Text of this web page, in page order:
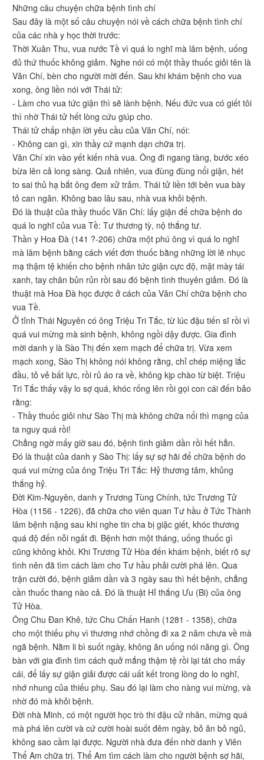
Những câu chuyện chữa bệnh tình chí
Sau đây là một số câu chuyện nói về cách chữa bệnh tình chí
của các nhà y học thời trước:
Thời Xuân Thu, vua nước Tề vì quá lo nghĩ mà lâm bệnh, uống
đủ thứ thuốc không giảm. Nghe nói có một thầy thuốc giỏi tên là
Văn Chí, bèn cho người mời đến. Sau khi khám bệnh cho vua
xong, ông liền nói với Thái tử:
- Làm cho vua tức giận thì sẽ lành bệnh. Nếu đức vua có giết tôi
thì nhờ Thái tử hết lòng cứu giúp cho.
Thái tử chấp nhận lời yêu cầu của Văn Chí, nói:
- Không can gì, xin thầy cứ mạnh dạn chữa trị.
Văn Chí xin vào yết kiến nhà vua. Ông đi ngang tàng, bước xéo
bừa lên cả long sàng. Quả nhiên, vua đùng đùng nổi giận, hét
to sai thủ hạ bắt ông đem xử trảm. Thái tử liền tới bên vua bày
tỏ can ngăn. Không bao lâu sau, nhà vua khỏi bệnh.
Đó là thuật của thầy thuốc Văn Chí: lấy giận để chữa bệnh do
quá lo nghĩ của vua Tề: Tư thương tỳ, nộ thắng tư.
Thần y Hoa Đà (141 ?-206) chữa một phú ông vì quá lo nghĩ
mà lâm bệnh bằng cách viết đơn thuốc bằng những lời lẽ nhục
mạ thậm tệ khiến cho bệnh nhân tức giận cực độ, mặt mày tái
xanh, tay chân bủn rủn rồi sau đó bệnh tình thuyên giảm. Đó là
thuật mà Hoa Đà học được ở cách của Văn Chí chữa bệnh cho
vua Tề.
Ở tỉnh Thái Nguyên có ông Triệu Tri Tắc, từ lúc đậu tiến sĩ rồi vì
quá vui mừng mà sinh bệnh, không ngồi dậy được. Gia đình
mời danh y là Sào Thị đến xem mạch để chữa trị. Vừa xem
mạch xong, Sào Thị không nói không rằng, chỉ chép miệng lắc
đầu, tỏ vẻ bất lực, rồi rủ áo ra về, không kịp chào từ biệt. Triệu
Tri Tắc thấy vậy lo sợ quá, khóc rống lên rồi gọi con cái đến bảo
rằng:
- Thầy thuốc giỏi như Sào Thị mà không chữa nổi thì mạng của
ta nguy quá rồi!
Chẳng ngờ mấy giờ sau đó, bệnh tình giảm dần rồi hết hẳn.
Đó là thuật của danh y Sào Thị: lấy sự sợ hãi để chữa bệnh do
quá vui mừng của ông Triệu Tri Tắc: Hỷ thương tâm, khủng
thắng hỷ.
Đời Kim-Nguyên, danh y Trương Tùng Chính, tức Trương Tử
Hòa (1156 - 1226), đã chữa cho viên quan Tư hầu ở Tức Thành
lâm bệnh nặng sau khi nghe tin cha bị giặc giết, khóc thương
quá độ đến nỗi ngất đi. Bệnh hơn một tháng, uống thuốc gì
cũng không khỏi. Khi Trương Tử Hòa đến khám bệnh, biết rõ sự
tình nên đã tìm cách làm cho Tư hầu phải cười phá lên. Qua
trận cười đó, bệnh giảm dần và 3 ngày sau thì hết bệnh, chẳng
cần thuốc thang nào cả. Đó là thuật Hỉ thắng Ưu (Bi) của ông
Tử Hòa.
Ông Chu Đan Khê, tức Chu Chấn Hanh (1281 - 1358), chữa
cho một thiếu phụ vì thương nhớ chồng đi xa 2 năm chưa về mà
ngã bệnh. Nằm li bì suốt ngày, không ăn uống nói năng gì. Ông
bàn với gia đình tìm cách quở mắng thậm tệ rồi lại tát cho mấy
cái, để lấy sự giận giải được cái uất kết trong lòng do lo nghĩ,
nhớ nhung của thiếu phụ. Sau đó lại làm cho nàng vui mừng, và
nhờ đó mà khỏi bệnh.
Đời nhà Minh, có một người học trò thi đậu cử nhân, mừng quá
mà phá lên cười và cứ cười hoài suốt đêm ngày, bỏ ăn bỏ ngủ,
không sao cầm lại được. Người nhà đưa đến nhờ danh y Viên
Thể Am chữa trị. Thể Am tìm cách làm cho người bệnh sợ hãi,